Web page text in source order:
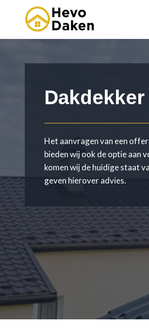
Doorgaan
Het aanvragen van een
bieden wij ook de optie aan
komen wij de huidige staat
geven hierover advies.